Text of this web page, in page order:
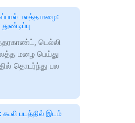
பலத்த மழை:
டெல்லி
மழை பெய்து
தொடர்ந்து பல
படத்தில் இடம்